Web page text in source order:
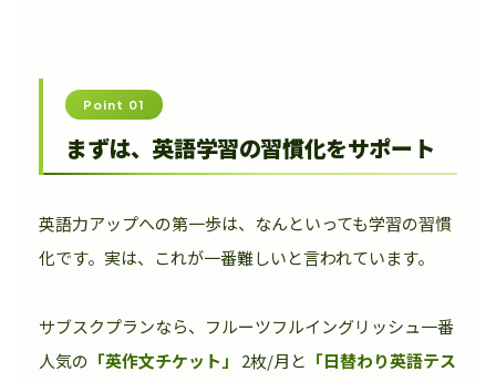
Point 01
まずは、英語学習の習慣化をサポート
英語力アップへの第一歩は、なんといっても学習の習慣
化です。実は、これが一番難しいと言われています。
サブスクプランなら、フルーツフルイングリッシュ一番
人気の 「英作文チケット」 2枚/月と 「日替わり英語テス